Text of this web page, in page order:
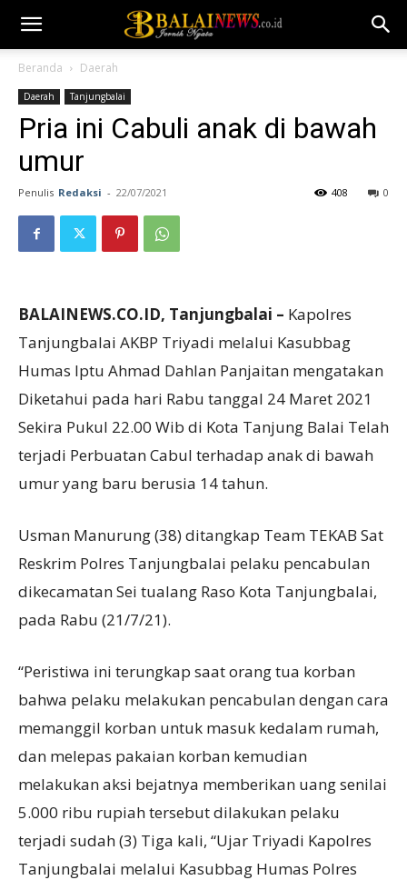
Beranda Daerah
Daerah Tanjungbalai
Pria ini Cabuli anak di bawah
umur
Penulis Redaksi - 22/07/2021 0
408
BALAINEWS.CO.ID, Tanjungbalai – Kapolres
Tanjungbalai AKBP Triyadi melalui Kasubbag
Humas Iptu Ahmad Dahlan Panjaitan mengatakan
Diketahui pada hari Rabu tanggal 24 Maret 2021
Sekira Pukul 22.00 Wib di Kota Tanjung Balai Telah
terjadi Perbuatan Cabul terhadap anak di bawah
umur yang baru berusia 14 tahun.
Usman Manurung (38) ditangkap Team TEKAB Sat
Reskrim Polres Tanjungbalai pelaku pencabulan
dikecamatan Sei tualang Raso Kota Tanjungbalai,
pada Rabu (21/7/21).
“Peristiwa ini terungkap saat orang tua korban
bahwa pelaku melakukan pencabulan dengan cara
memanggil korban untuk masuk kedalam rumah,
dan melepas pakaian korban kemudian
melakukan aksi bejatnya memberikan uang senilai
5.000 ribu rupiah tersebut dilakukan pelaku
terjadi sudah (3) Tiga kali, “Ujar Triyadi Kapolres
Tanjungbalai melalui Kasubbag Humas Polres